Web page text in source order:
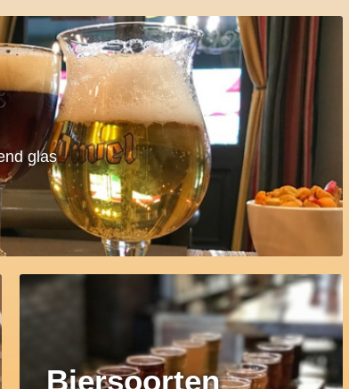
glas
Biersoorten